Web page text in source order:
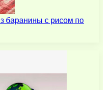
баранины с рисом по